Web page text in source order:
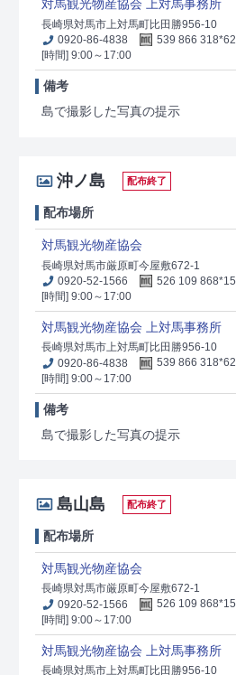
対馬観光物産協会 上対馬事務所
長崎県対馬市上対馬町比田勝956-10
0920-86-4838
539 866 318*62
[時間] 9:00～17:00
備考
島で撮影した写真の提示
沖ノ島 配布終了
配布場所
対馬観光物産協会
長崎県対馬市厳原町今屋敷672-1
0920-52-1566
526 109 868*15
[時間] 9:00～17:00
対馬観光物産協会 上対馬事務所
長崎県対馬市上対馬町比田勝956-10
0920-86-4838
539 866 318*62
[時間] 9:00～17:00
備考
島で撮影した写真の提示
島山島 配布終了
配布場所
対馬観光物産協会
長崎県対馬市厳原町今屋敷672-1
0920-52-1566
526 109 868*15
[時間] 9:00～17:00
対馬観光物産協会 上対馬事務所
長崎県対馬市上対馬町比田勝956-10